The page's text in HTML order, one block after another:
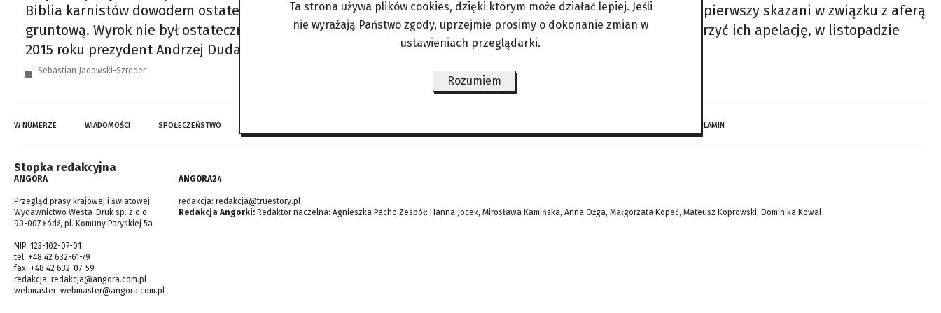
Biblia karnistów dowodem ostatecznym W marcu 2015 roku Mariusz Kamiński i Maciej Wąsik zostali po raz pierwszy skazani w związku z aferą
gruntową. Wyrok nie był ostateczny, a politycy złożyli odwołanie. Jednak zanim sąd apelacyjny mógł rozpatrzyć ich apelację, w listopadzie
2015 roku prezydent Andrzej Duda skorzystał z prawa łaski. Ta decyzja wywołała kontrowersje. Sąd
Sebastian Jadowski-Szreder
W NUMERZE WIADOMOŚCI SPOŁECZEŃSTWO REGULAMIN
Stopka redakcyjna
ANGORA
Przegląd prasy krajowej i światowej
Wydawnictwo Westa-Druk sp. z o.o.
90-007 Łódź, pl. Komuny Paryskiej 5a
NIP. 123-102-07-01
tel. +48 42 632-61-79
fax. +48 42 632-07-59
redakcja: redakcja@angora.com.pl
webmaster: webmaster@angora.com.pl
ANGORA24
redakcja: redakcja@truestory.pl
Redakcja Angorki: Redaktor naczelna: Agnieszka Pacho Zespół: Hanna Jocek, Mirosława Kamińska, Anna Ożga, Małgorzata Kopeć, Mateusz Koprowski, Dominika Kowal
Ta strona używa plików cookies, dzięki którym może działać lepiej. Jeśli
nie wyrażają Państwo zgody, uprzejmie prosimy o dokonanie zmian w
ustawieniach przeglądarki.
Rozumiem